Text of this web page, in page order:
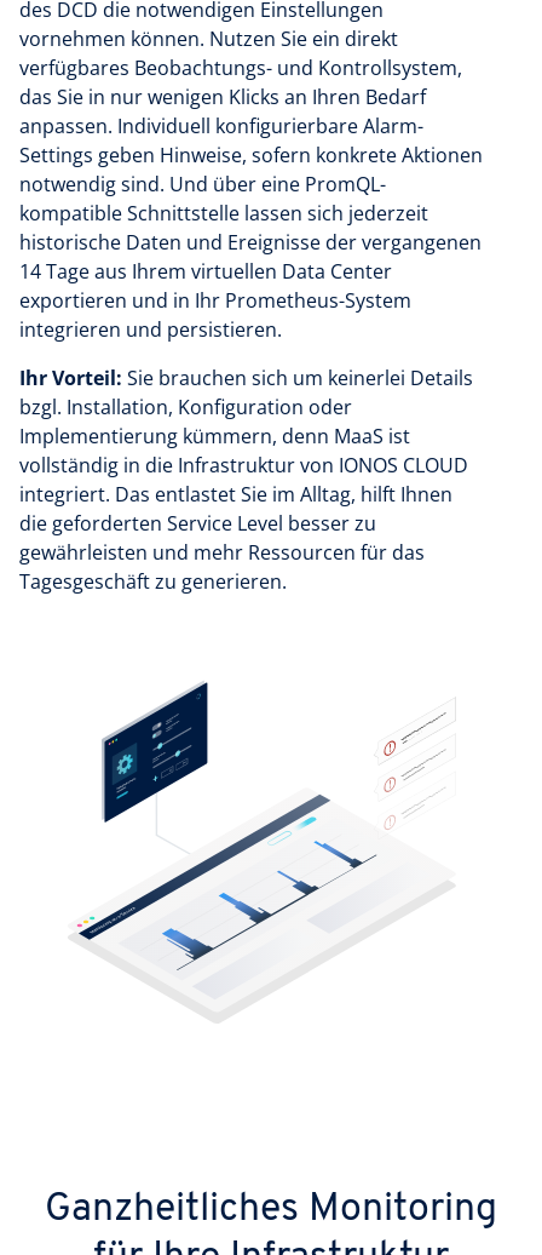
des DCD die notwendigen Einstellungen
vornehmen können. Nutzen Sie ein direkt
verfügbares Beobachtungs- und Kontrollsystem,
das Sie in nur wenigen Klicks an Ihren Bedarf
anpassen. Individuell konfigurierbare Alarm-
Settings geben Hinweise, sofern konkrete Aktionen
notwendig sind. Und über eine PromQL-
kompatible Schnittstelle lassen sich jederzeit
historische Daten und Ereignisse der vergangenen
14 Tage aus Ihrem virtuellen Data Center
exportieren und in Ihr Prometheus-System
integrieren und persistieren.
Ihr Vorteil: Sie brauchen sich um keinerlei Details
bzgl. Installation, Konfiguration oder
Implementierung kümmern, denn MaaS ist
vollständig in die Infrastruktur von IONOS CLOUD
integriert. Das entlastet Sie im Alltag, hilft Ihnen
die geforderten Service Level besser zu
gewährleisten und mehr Ressourcen für das
Tagesgeschäft zu generieren.
Ganzheitliches Monitoring